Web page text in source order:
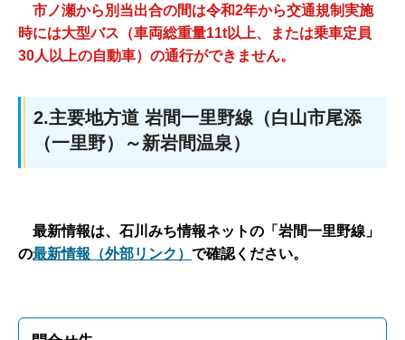
市ノ瀬から別当出合の間は令和2年から交通規制実施
時には大型バス（車両総重量11t以上、または乗車定員
30人以上の自動車）の通行ができません。
2.主要地方道 岩間一里野線（白山市尾添
（一里野）～新岩間温泉）
最新情報は、石川みち情報ネットの「岩間一里野線」
の最新情報（外部リンク） で確認ください。